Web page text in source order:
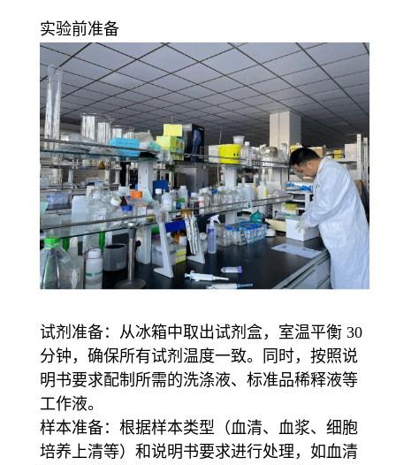
实验前准备
试剂准备：从冰箱中取出试剂盒，室温平衡 30
分钟，确保所有试剂温度一致。同时，按照说
明书要求配制所需的洗涤液、标准品稀释液等
工作液。
样本准备：根据样本类型（血清、血浆、细胞
培养上清等）和说明书要求进行处理，如血清